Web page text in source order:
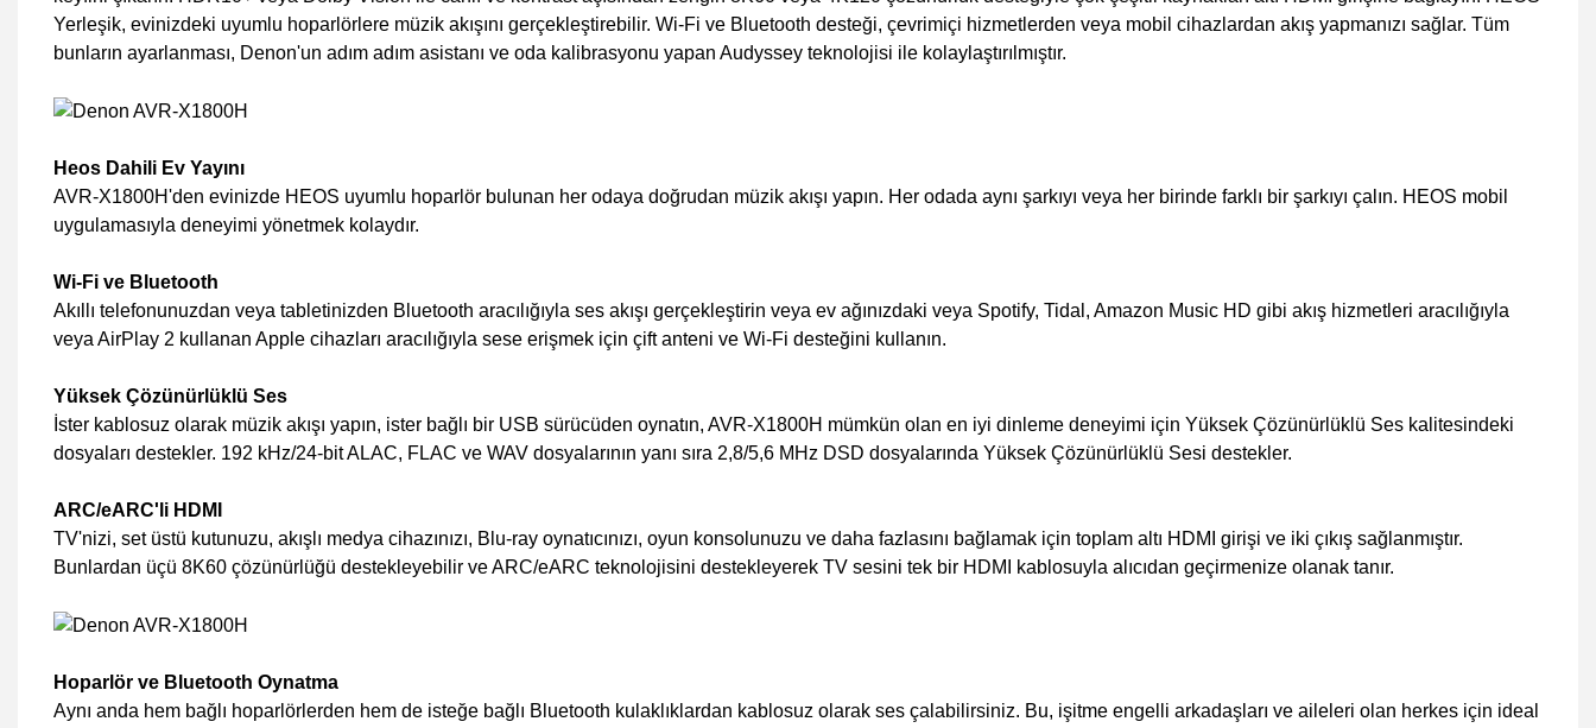
Yerleşik, evinizdeki uyumlu hoparlörlere müzik akışını gerçekleştirebilir. Wi-Fi ve Bluetooth desteği, çevrimiçi hizmetlerden veya mobil cihazlardan akış yapmanızı sağlar. Tüm
bunların ayarlanması, Denon'un adım adım asistanı ve oda kalibrasyonu yapan Audyssey teknolojisi ile kolaylaştırılmıştır.
Heos Dahili Ev Yayını
AVR-X1800H'den evinizde HEOS uyumlu hoparlör bulunan her odaya doğrudan müzik akışı yapın. Her odada aynı şarkıyı veya her birinde farklı bir şarkıyı çalın. HEOS mobil
uygulamasıyla deneyimi yönetmek kolaydır.
Wi-Fi ve Bluetooth
Akıllı telefonunuzdan veya tabletinizden Bluetooth aracılığıyla ses akışı gerçekleştirin veya ev ağınızdaki veya Spotify, Tidal, Amazon Music HD gibi akış hizmetleri aracılığıyla
veya AirPlay 2 kullanan Apple cihazları aracılığıyla sese erişmek için çift anteni ve Wi-Fi desteğini kullanın.
Yüksek Çözünürlüklü Ses
İster kablosuz olarak müzik akışı yapın, ister bağlı bir USB sürücüden oynatın, AVR-X1800H mümkün olan en iyi dinleme deneyimi için Yüksek Çözünürlüklü Ses kalitesindeki
dosyaları destekler. 192 kHz/24-bit ALAC, FLAC ve WAV dosyalarının yanı sıra 2,8/5,6 MHz DSD dosyalarında Yüksek Çözünürlüklü Sesi destekler.
ARC/eARC'li HDMI
TV'nizi, set üstü kutunuzu, akışlı medya cihazınızı, Blu-ray oynatıcınızı, oyun konsolunuzu ve daha fazlasını bağlamak için toplam altı HDMI girişi ve iki çıkış sağlanmıştır.
Bunlardan üçü 8K60 çözünürlüğü destekleyebilir ve ARC/eARC teknolojisini destekleyerek TV sesini tek bir HDMI kablosuyla alıcıdan geçirmenize olanak tanır.
Hoparlör ve Bluetooth Oynatma
Aynı anda hem bağlı hoparlörlerden hem de isteğe bağlı Bluetooth kulaklıklardan kablosuz olarak ses çalabilirsiniz. Bu, işitme engelli arkadaşları ve aileleri olan herkes için ideal